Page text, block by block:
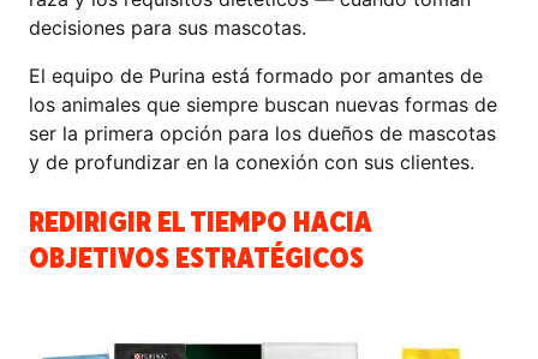
decisiones para sus mascotas.
El equipo de Purina está formado por amantes de
los animales que siempre buscan nuevas formas de
ser la primera opción para los dueños de mascotas
y de profundizar en la conexión con sus clientes.
REDIRIGIR EL TIEMPO HACIA
OBJETIVOS ESTRATÉGICOS